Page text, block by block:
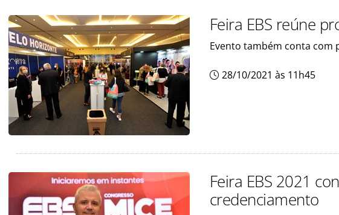
Feira EBS reúne
Evento também conta com
28/10/2021 às 11h45
Feira EBS 2021
credenciamento